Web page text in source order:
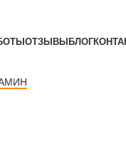
ОТЗЫВЫБЛОГ